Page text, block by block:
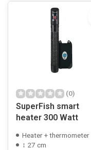
(0)
SuperFish smart
heater 300 Watt
Heater + thermometer
↕ 27 cm